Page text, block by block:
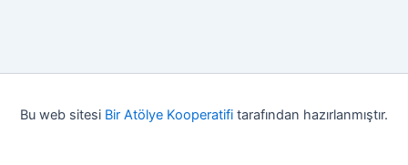
Bu web sitesi Bir Atölye Kooperatifi tarafından hazırlanmıştır.